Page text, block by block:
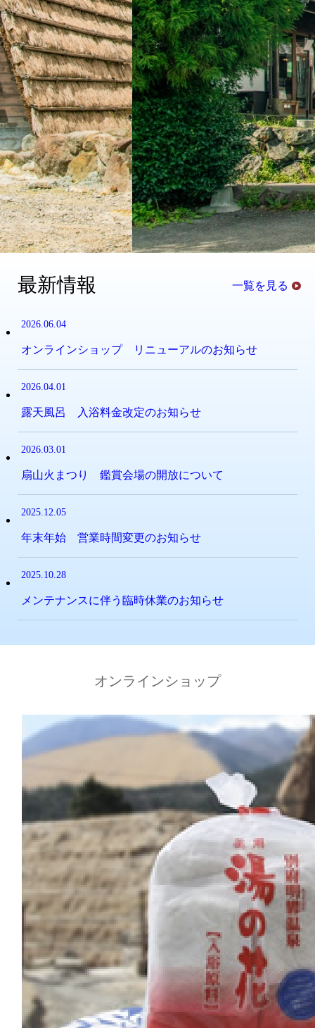
最新情報 一覧を見る
2026.06.04
オンラインショップ リニューアルのお知らせ
2026.04.01
露天風呂 入浴料金改定のお知らせ
2026.03.01
扇山火まつり 鑑賞会場の開放について
2025.12.05
年末年始 営業時間変更のお知らせ
2025.10.28
メンテナンスに伴う臨時休業のお知らせ
オンラインショップ